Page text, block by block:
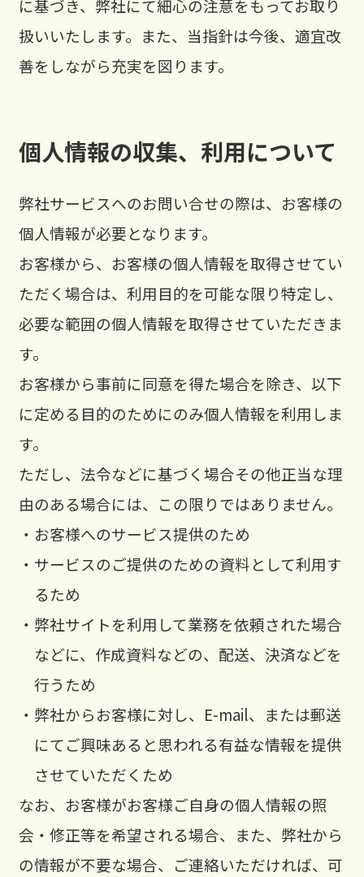
に基づき、弊社にて細心の注意をもってお取り
扱いいたします。また、当指針は今後、適宜改
善をしながら充実を図ります。
個人情報の収集、利用について
弊社サービスへのお問い合せの際は、お客様の
個人情報が必要となります。
お客様から、お客様の個人情報を取得させてい
ただく場合は、利用目的を可能な限り特定し、
必要な範囲の個人情報を取得させていただきま
す。
お客様から事前に同意を得た場合を除き、以下
に定める目的のためにのみ個人情報を利用しま
す。
ただし、法令などに基づく場合その他正当な理
由のある場合には、この限りではありません。
・お客様へのサービス提供のため
・サービスのご提供のための資料として利用す
るため
・弊社サイトを利用して業務を依頼された場合
などに、作成資料などの、配送、決済などを
行うため
・弊社からお客様に対し、E-mail、または郵送
にてご興味あると思われる有益な情報を提供
させていただくため
なお、お客様がお客様ご自身の個人情報の照
会・修正等を希望される場合、また、弊社から
の情報が不要な場合、ご連絡いただければ、可